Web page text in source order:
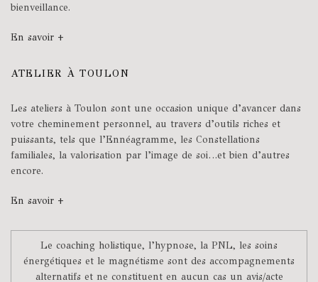
bienveillance.
En savoir +
ATELIER À TOULON
Les ateliers à Toulon sont une occasion unique d’avancer dans
votre cheminement personnel, au travers d’outils riches et
puissants, tels que l’Ennéagramme, les Constellations
familiales, la valorisation par l’image de soi…et bien d’autres
encore.
En savoir +
Le coaching holistique, l’hypnose, la PNL, les soins
énergétiques et le magnétisme sont des accompagnements
alternatifs et ne constituent en aucun cas un avis/acte